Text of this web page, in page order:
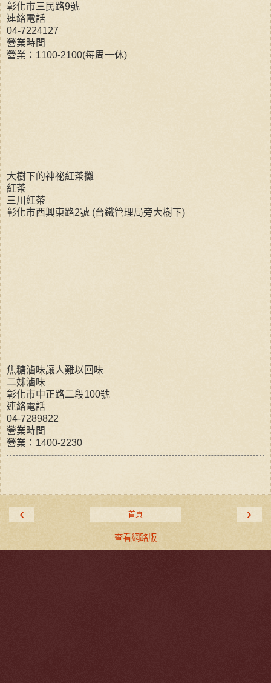
彰化市三民路9號
連絡電話
04-7224127
營業時間
營業：1100-2100(每周一休)
大樹下的神祕紅茶攤
紅茶
三川紅茶
彰化市西興東路2號 (台鐵管理局旁大樹下)
焦糖滷味讓人難以回味
二姊滷味
彰化市中正路二段100號
連絡電話
04-7289822
營業時間
營業：1400-2230
‹ ›
首頁
查看網路版